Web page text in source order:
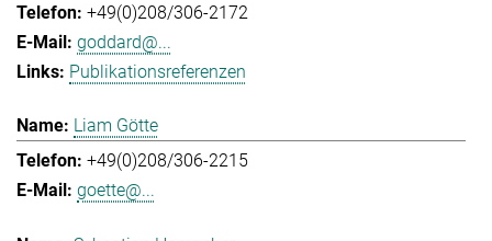
+49(0)208/306-2172
goddard@...
Publikationsreferenzen
Liam Götte
+49(0)208/306-2215
goette@...